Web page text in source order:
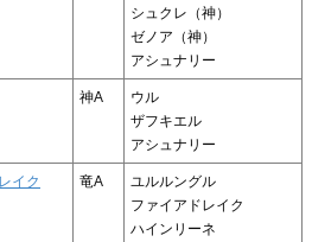
シュクレ（神）
ゼノア（神）
アシュナリー
神A
ウル
ザフキエル
アシュナリー
イク 竜A
ユルルングル
ファイアドレイク
ハインリーネ